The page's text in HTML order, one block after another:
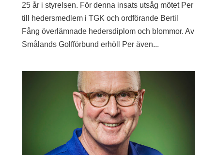
25 år i styrelsen. För denna insats utsåg mötet Per
till hedersmedlem i TGK och ordförande Bertil
Fång överlämnade hedersdiplom och blommor. Av
Smålands Golfförbund erhöll Per även...